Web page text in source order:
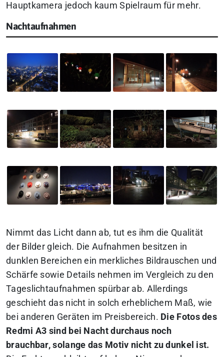
Hauptkamera jedoch kaum Spielraum für mehr.
Nachtaufnahmen
Nimmt das Licht dann ab, tut es ihm die Qualität
der Bilder gleich. Die Aufnahmen besitzen in
dunklen Bereichen ein merkliches Bildrauschen und
Schärfe sowie Details nehmen im Vergleich zu den
Tageslichtaufnahmen spürbar ab. Allerdings
geschieht das nicht in solch erheblichem Maß, wie
bei anderen Geräten im Preisbereich. Die Fotos des
Redmi A3 sind bei Nacht durchaus noch
brauchbar, solange das Motiv nicht zu dunkel ist.